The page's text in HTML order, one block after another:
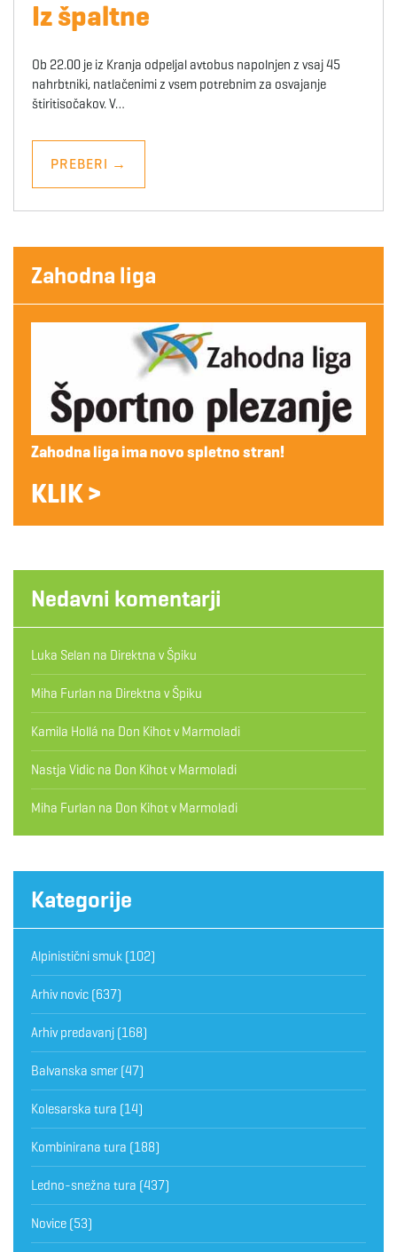
Iz špaltne
Ob 22.00 je iz Kranja odpeljal avtobus napolnjen z vsaj 45
nahrbtniki, natlačenimi z vsem potrebnim za osvajanje
štiritisočakov. V…
PREBERI →
Zahodna liga
Zahodna liga ima novo spletno stran!
KLIK >
Nedavni komentarji
Luka Selan na Direktna v Špiku
Miha Furlan na Direktna v Špiku
Kamila Hollá na Don Kihot v Marmoladi
Nastja Vidic na Don Kihot v Marmoladi
Miha Furlan na Don Kihot v Marmoladi
Kategorije
Alpinistični smuk (102)
Arhiv novic (637)
Arhiv predavanj (168)
Balvanska smer (47)
Kolesarska tura (14)
Kombinirana tura (188)
Ledno-snežna tura (437)
Novice (53)